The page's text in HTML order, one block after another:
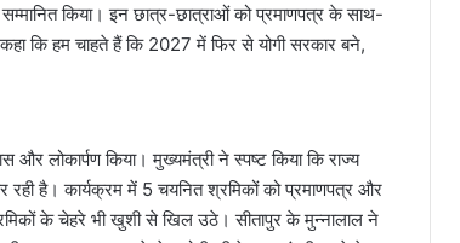
किया। इन छात्र-छात्राओं को प्रमाणपत्र के साथ-
कि हम चाहते हैं कि 2027 में फिर से योगी सरकार बने,
और लोकार्पण किया। मुख्यमंत्री ने स्पष्ट किया कि राज्य
रही है। कार्यक्रम में 5 चयनित श्रमिकों को प्रमाणपत्र और
के चेहरे भी खुशी से खिल उठे। सीतापुर के मुन्नालाल ने